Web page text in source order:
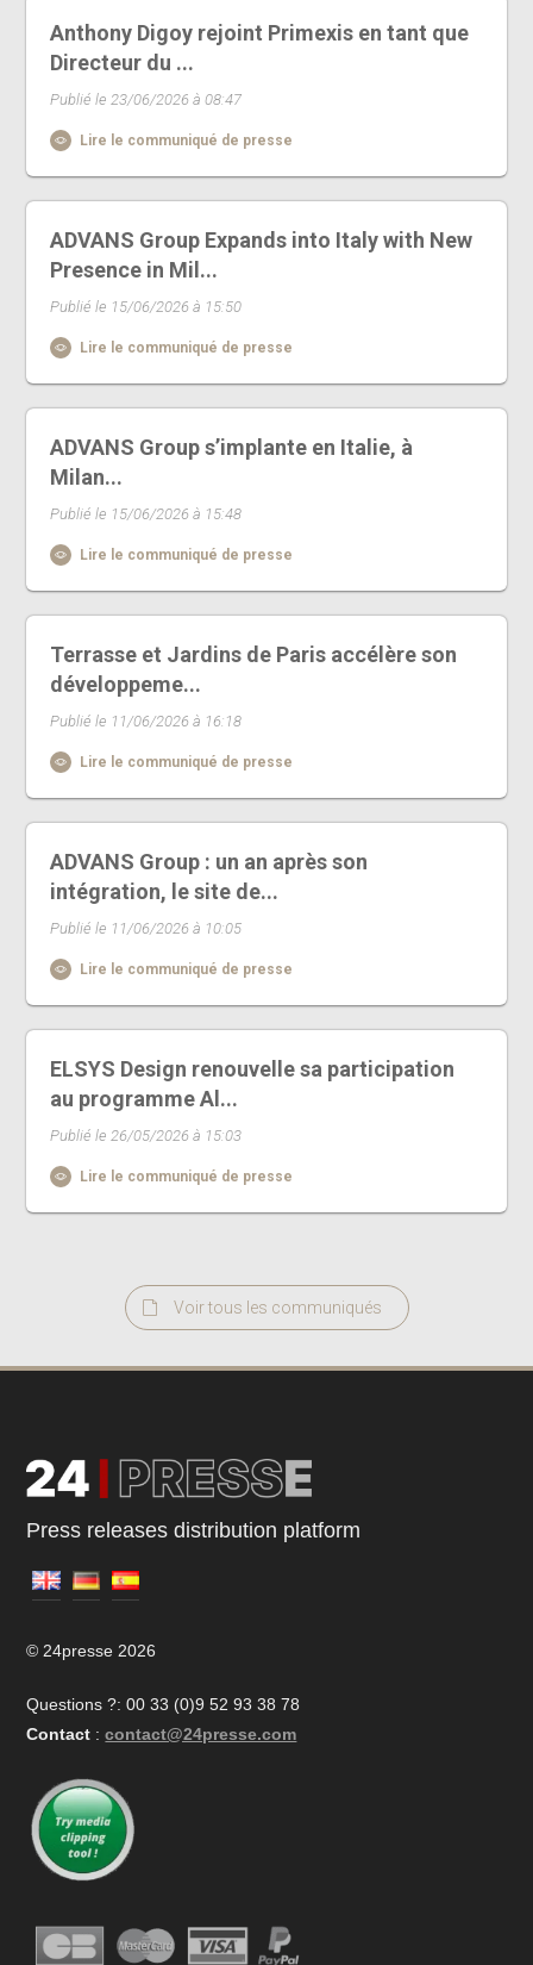
Anthony Digoy rejoint Primexis en tant que
Directeur du ...
Publié le 23/06/2026 à 08:47
Lire le communiqué de presse
ADVANS Group Expands into Italy with New
Presence in Mil...
Publié le 15/06/2026 à 15:50
Lire le communiqué de presse
ADVANS Group s’implante en Italie, à
Milan...
Publié le 15/06/2026 à 15:48
Lire le communiqué de presse
Terrasse et Jardins de Paris accélère son
développeme...
Publié le 11/06/2026 à 16:18
Lire le communiqué de presse
ADVANS Group : un an après son
intégration, le site de...
Publié le 11/06/2026 à 10:05
Lire le communiqué de presse
ELSYS Design renouvelle sa participation
au programme Al...
Publié le 26/05/2026 à 15:03
Lire le communiqué de presse
Voir tous les communiqués
Press releases distribution platform
© 24presse 2026
Questions ?: 00 33 (0)9 52 93 38 78
Contact : contact@24presse.com